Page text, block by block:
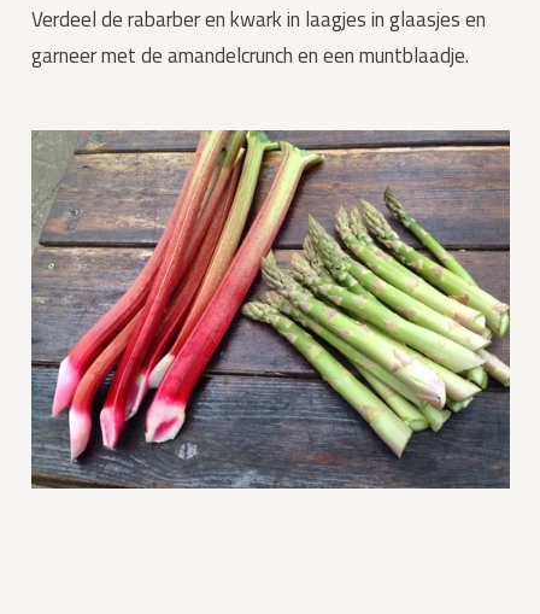
Verdeel de rabarber en kwark in laagjes in glaasjes en
garneer met de amandelcrunch en een muntblaadje.